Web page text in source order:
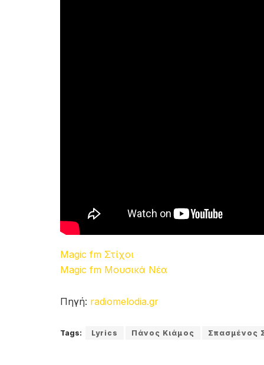
Magic fm Στίχοι
Magic fm Μουσικά Νέα
Πηγή: radiomelodia.gr
Tags: Lyrics Πάνος Κιάμος Σπασμένος